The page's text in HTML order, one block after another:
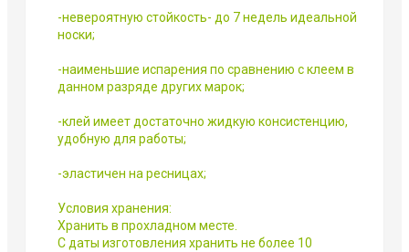
-невероятную стойкость- до 7 недель идеальной
носки;
-наименьшие испарения по сравнению с клеем в
данном разряде других марок;
-клей имеет достаточно жидкую консистенцию,
удобную для работы;
-эластичен на ресницах;
Условия хранения:
Хранить в прохладном месте.
С даты изготовления хранить не более 10